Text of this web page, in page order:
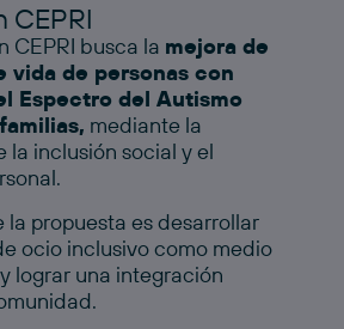
CEPRI
CEPRI busca la mejora de
vida de personas con
Espectro del Autismo
mediante la
la inclusión social y el
la propuesta es desarrollar
ocio inclusivo como medio
lograr una integración